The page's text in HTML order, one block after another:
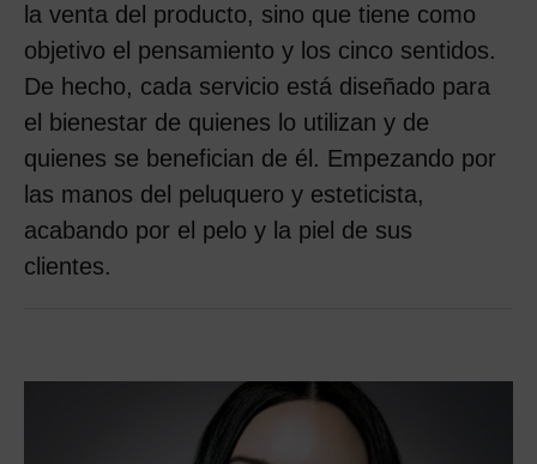
la venta del producto, sino que tiene como
objetivo el pensamiento y los cinco sentidos.
De hecho, cada servicio está diseñado para
el bienestar de quienes lo utilizan y de
quienes se benefician de él. Empezando por
las manos del peluquero y esteticista,
acabando por el pelo y la piel de sus
clientes.